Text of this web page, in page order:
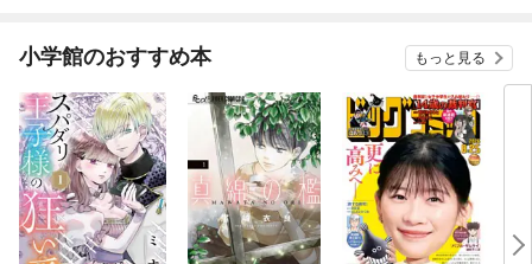
小学館のおすすめ本 もっと見る